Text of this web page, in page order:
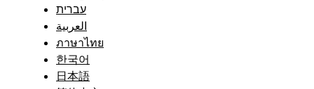
עברית
العربية
ภาษาไทย
한국어
日本語